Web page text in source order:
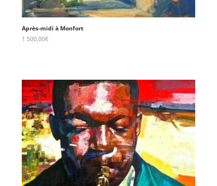
Après-midi à Monfort
1 500,00€